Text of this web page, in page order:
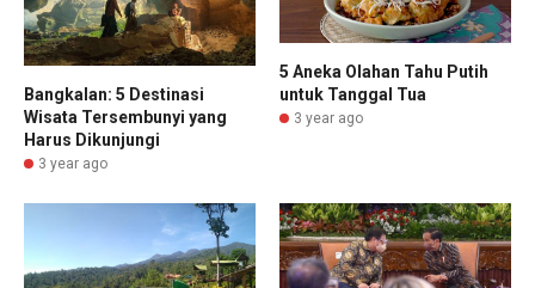
Bangkalan: 5 Destinasi
Wisata Tersembunyi yang
Harus Dikunjungi
3 year ago
5 Aneka Olahan Tahu Putih
untuk Tanggal Tua
3 year ago